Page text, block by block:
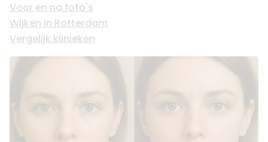
Voor en na foto's
Wijken in Rotterdam
Vergelijk klinieken